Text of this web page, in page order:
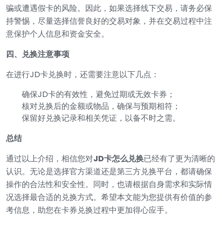
骗或遭遇假卡的风险。因此，如果选择线下交易，请务必保
持警惕，尽量选择信誉良好的交易对象，并在交易过程中注
意保护个人信息和资金安全。
四、兑换注意事项
在进行JD卡兑换时，还需要注意以下几点：
确保JD卡的有效性，避免过期或无效卡券；
核对兑换后的金额或物品，确保与预期相符；
保留好兑换记录和相关凭证，以备不时之需。
总结
通过以上介绍，相信您对JD卡怎么兑换已经有了更为清晰的
认识。无论是选择官方渠道还是第三方兑换平台，都请确保
操作的合法性和安全性。同时，也请根据自身需求和实际情
况选择最合适的兑换方式。希望本文能为您提供有价值的参
考信息，助您在卡券兑换过程中更加得心应手。